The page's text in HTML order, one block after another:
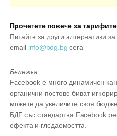
Прочетете повече за
Питайте за други алтернативи
email info@bdg.bg сега!
Бележка:
Facebook e много динамичен
органични постове биват
можете да увеличите своя
БДГ със стандартна Facebook
ефекта и гледаемостта.